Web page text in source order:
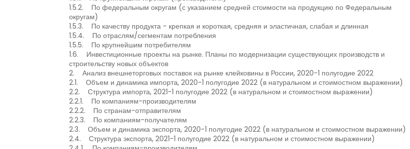
1.5.2. По федеральным округам (с указанием средней стоимости на продукцию по Федеральным
округам)
1.5.3. По качеству продукта - крепкая и короткая, средняя и эластичная, слабая и длинная
1.5.4. По отраслям/сегментам потребления
1.5.5. По крупнейшим потребителям
1.6. Инвестиционные проекты на рынке. Планы по модернизации существующих производств и
строительству новых объектов
2. Анализ внешнеторговых поставок на рынке клейковины в России, 2020-1 полугодие 2022
2.1. Объем и динамика импорта, 2020-1 полугодие 2022 (в натуральном и стоимостном выражении)
2.2. Структура импорта, 2021-1 полугодие 2022 (в натуральном и стоимостном выражении)
2.2.1. По компаниям-производителям
2.2.2. По странам-отправителям
2.2.3. По компаниям-получателям
2.3. Объем и динамика экспорта, 2020-1 полугодие 2022 (в натуральном и стоимостном выражении)
2.4. Структура экспорта, 2021-1 полугодие 2022 (в натуральном и стоимостном выражении)